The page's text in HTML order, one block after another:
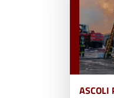
ASCOLI